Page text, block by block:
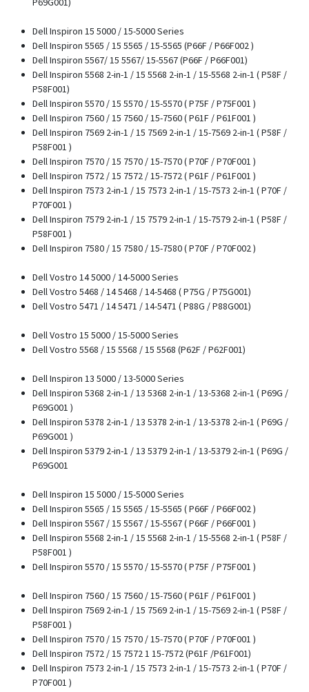
Dell Inspiron 15 5000 / 15-5000 Series
Dell Inspiron 5565 / 15 5565 / 15-5565 (P66F / P66F002 )
Dell Inspiron 5567/ 15 5567/ 15-5567 (P66F / P66F001)
Dell Inspiron 5568 2-in-1 / 15 5568 2-in-1 / 15-5568 2-in-1 ( P58F /
P58F001)
Dell Inspiron 5570 / 15 5570 / 15-5570 ( P75F / P75F001 )
Dell Inspiron 7560 / 15 7560 / 15-7560 ( P61F / P61F001 )
Dell Inspiron 7569 2-in-1 / 15 7569 2-in-1 / 15-7569 2-in-1 ( P58F /
P58F001 )
Dell Inspiron 7570 / 15 7570 / 15-7570 ( P70F / P70F001 )
Dell Inspiron 7572 / 15 7572 / 15-7572 ( P61F / P61F001 )
Dell Inspiron 7573 2-in-1 / 15 7573 2-in-1 / 15-7573 2-in-1 ( P70F /
P70F001 )
Dell Inspiron 7579 2-in-1 / 15 7579 2-in-1 / 15-7579 2-in-1 ( P58F /
P58F001 )
Dell Inspiron 7580 / 15 7580 / 15-7580 ( P70F / P70F002 )
Dell Vostro 14 5000 / 14-5000 Series
Dell Vostro 5468 / 14 5468 / 14-5468 ( P75G / P75G001)
Dell Vostro 5471 / 14 5471 / 14-5471 ( P88G / P88G001)
Dell Vostro 15 5000 / 15-5000 Series
Dell Vostro 5568 / 15 5568 / 15 5568 (P62F / P62F001)
Dell Inspiron 13 5000 / 13-5000 Series
Dell Inspiron 5368 2-in-1 / 13 5368 2-in-1 / 13-5368 2-in-1 ( P69G /
P69G001 )
Dell Inspiron 5378 2-in-1 / 13 5378 2-in-1 / 13-5378 2-in-1 ( P69G /
P69G001 )
Dell Inspiron 5379 2-in-1 / 13 5379 2-in-1 / 13-5379 2-in-1 ( P69G /
P69G001
Dell Inspiron 15 5000 / 15-5000 Series
Dell Inspiron 5565 / 15 5565 / 15-5565 ( P66F / P66F002 )
Dell Inspiron 5567 / 15 5567 / 15-5567 ( P66F / P66F001 )
Dell Inspiron 5568 2-in-1 / 15 5568 2-in-1 / 15-5568 2-in-1 ( P58F /
P58F001 )
Dell Inspiron 5570 / 15 5570 / 15-5570 ( P75F / P75F001 )
Dell Inspiron 7560 / 15 7560 / 15-7560 ( P61F / P61F001 )
Dell Inspiron 7569 2-in-1 / 15 7569 2-in-1 / 15-7569 2-in-1 ( P58F /
P58F001 )
Dell Inspiron 7570 / 15 7570 / 15-7570 ( P70F / P70F001 )
Dell Inspiron 7572 / 15 7572 1 15-7572 (P61F /P61F001)
Dell Inspiron 7573 2-in-1 / 15 7573 2-in-1 / 15-7573 2-in-1 ( P70F /
P70F001 )